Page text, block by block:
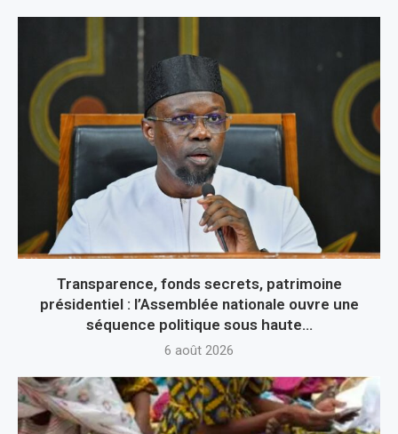
Transparence, fonds secrets, patrimoine
présidentiel : l’Assemblée nationale ouvre une
séquence politique sous haute...
6 août 2026